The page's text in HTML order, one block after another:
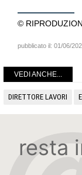
©
pubblicato il: 01/06/
VEDI ANCHE...
DIRETTORE LAVORI
resta